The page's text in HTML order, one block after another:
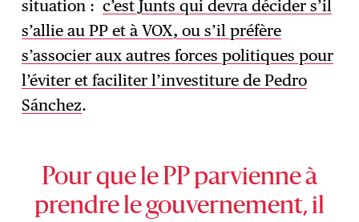
situation :c’est Junts qui devra décider s’il
s’allie au PP et à VOX, ou s’il préfère
s’associer aux autres forces politiques pour
l’éviter et faciliter l’investiture de Pedro
Sánchez.
Pour que le PP parvienne à
prendre le gouvernement, il